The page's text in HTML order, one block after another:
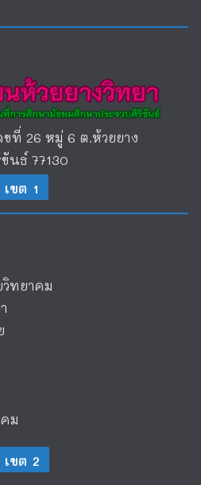
ขที่ 26 หมู่ 6 ต.ห้วยยาง
นธ์ 77130
ขต 1
ทยาคม
ม
เขต 2